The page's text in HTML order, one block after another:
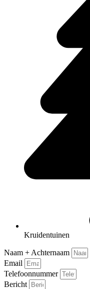
Kruidentuinen
Naam + Achternaam
Email
Telefoonnummer
Bericht